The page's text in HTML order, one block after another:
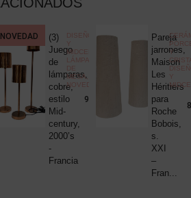
NOVEDAD
(3)
Juego
de
lámparas,
cobre,
estilo
Mid-
century,
2000’s
-
Francia
DISEÑO
Y
MIDCENTURY
LÁMPARAS
MESA,
NOVEDADES
980,00
Pareja
jarrones,
Maison
Les
Héritiers
para
Roche
Bobois,
s.
XXI
–
Fran...
Y
Y